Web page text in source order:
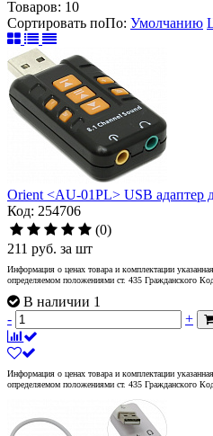
Товаров: 10
Сортировать поПо: Умолчанию
Orient <AU-01PL> USB адаптер
Код: 254706
(0)
211 руб. за шт
Информация о ценах товара и комплектации
определяемом положениями ст. 435 Гражданского
В наличии 1
-
+
Информация о ценах товара и комплектации
определяемом положениями ст. 435 Гражданского